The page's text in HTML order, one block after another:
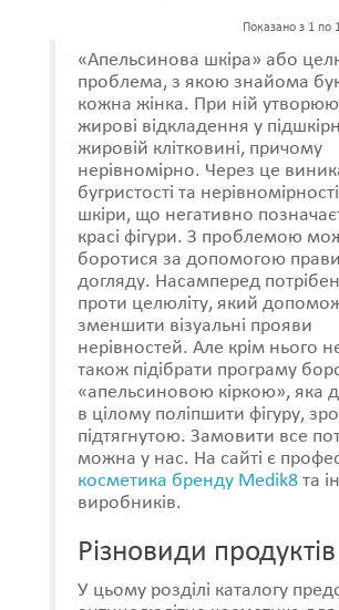
Показано з 1 по
«Апельсинова шкіра» або
проблема, з якою знайома
кожна жінка. При ній
жирові відкладення у
жировій клітковині, причому
нерівномірно. Через це
бугристості та
шкіри, що негативно
красі фігури. З проблемою
боротися за допомогою
догляду. Насамперед
проти целюліту, який
зменшити візуальні прояви
нерівностей. Але крім нього
також підібрати програму
«апельсиновою кіркою», яка
в цілому поліпшити фігуру,
підтягнутою. Замовити все
можна у нас. На сайті є
косметика бренду Medik8 та
виробників.
Різновиди продуктів
У цьому розділі каталогу